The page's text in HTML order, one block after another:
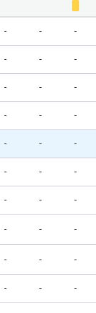
- - -
- - -
- - -
- - -
- - -
- - -
- - -
- - -
- - -
- - -